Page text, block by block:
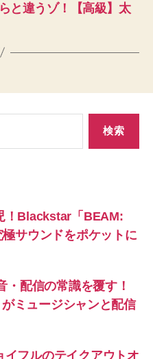
と違うゾ！【高級】太
！Blackstar「BEAM:
サウンドをポケットに
・配信の常識を覆す！
ミュージシャンと配信
フルのテイクアウトオ